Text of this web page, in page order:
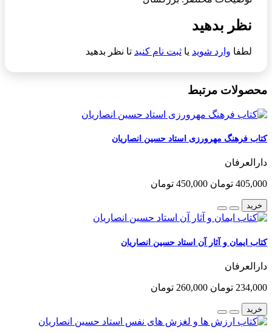
نظر بدهید
لطفا وارد شوید یا ثبت نام کنید تا نظر بدهید
محصولات مرتبط
کتاب فرهنگ مهرورزی استاد حسین انصاریان
دارالعرفان
405,000 تومان 450,000 تومان
خرید
کتاب ایمان و آثار آن استاد حسین انصاریان
دارالعرفان
234,000 تومان 260,000 تومان
خرید